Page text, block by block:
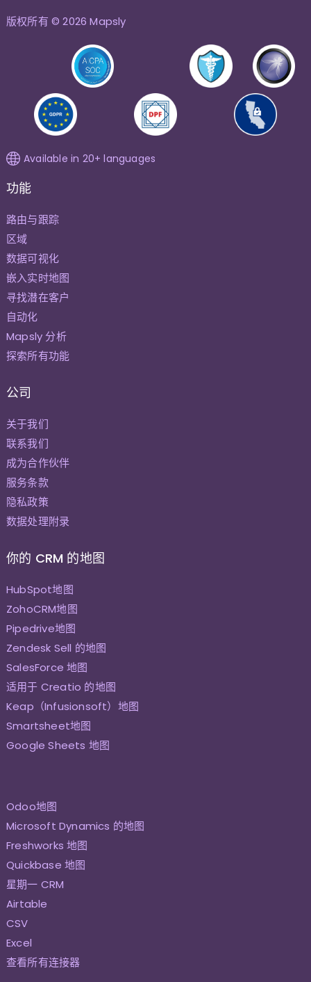
版权所有 © 2026 Mapsly
Available in 20+ languages
功能
路由与跟踪
区域
数据可视化
嵌入实时地图
寻找潜在客户
自动化
Mapsly 分析
探索所有功能
公司
关于我们
联系我们
成为合作伙伴
服务条款
隐私政策
数据处理附录
你的 CRM 的地图
HubSpot地图
ZohoCRM地图
Pipedrive地图
Zendesk Sell 的地图
SalesForce 地图
适用于 Creatio 的地图
Keap（Infusionsoft）地图
Smartsheet地图
Google Sheets 地图
Odoo地图
Microsoft Dynamics 的地图
Freshworks 地图
Quickbase 地图
星期一 CRM
Airtable
CSV
Excel
查看所有连接器